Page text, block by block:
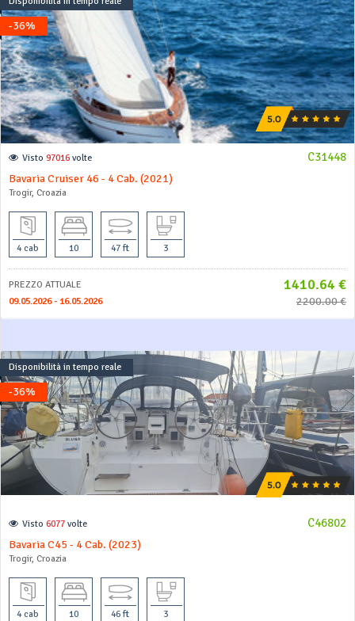
-36%
C31448
Visto 97016 volte
Bavaria Cruiser 46 - 4 Cab. (2021)
Trogir, Croazia
4 cab 10 47 ft 3
PREZZO ATTUALE 1410.64 €
09.05.2026 - 16.05.2026 2200.00 €
-36%
Disponibilità in tempo reale
C46802
Visto 6077 volte
Bavaria C45 - 4 Cab. (2023)
Trogir, Croazia
4 cab 10 46 ft 3